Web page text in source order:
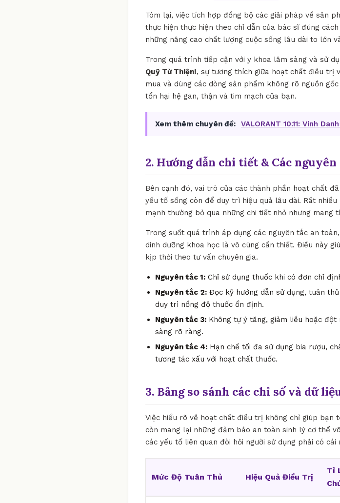
Tóm lại, việc tích hợp đồng bộ các giải pháp về sản
thực hiện thực hiện theo chỉ dẫn của bác sĩ đúng
những nâng cao chất lượng cuộc sống lâu dài to lớn
Trong quá trình tiếp cận với y khoa lâm sàng và sử
Quỹ Từ Thiện!, sự tương thích giữa hoạt chất điều trị
mua và dùng các dòng sản phẩm không rõ nguồn
tổn hại hệ gan, thận và tim mạch của bạn.
Xem thêm chuyên đề: VALORANT 10.11: Vinh
2. Hướng dẫn chi tiết & Các
Bên cạnh đó, vai trò của các thành phần hoạt chất
yếu tố sống còn để duy trì hiệu quả lâu dài. Rất
mạnh thường bỏ qua những chi tiết nhỏ nhưng mang
Trong suốt quá trình áp dụng các nguyên tắc an
dinh dưỡng khoa học là vô cùng cần thiết. Điều này
kịp thời theo tư vấn chuyên gia.
Nguyên tắc 1: Chỉ sử dụng thuốc khi có đơn chỉ
Nguyên tắc 2: Đọc kỹ hướng dẫn sử dụng, tuân
duy trì nồng độ thuốc ổn định.
Nguyên tắc 3: Không tự ý tăng, giảm liều hoặc
sàng rõ ràng.
Nguyên tắc 4: Hạn chế tối đa sử dụng bia rượu,
tương tác xấu với hoạt chất thuốc.
3. Bảng so sánh các chỉ số và dữ
Việc hiểu rõ về hoạt chất điều trị không chỉ giúp bạn
còn mang lại những đảm bảo an toàn sinh lý cơ thể
các yếu tố liên quan đòi hỏi người sử dụng phải có cái
Mức Độ Tuân Thủ Hiệu Quả Điều Trị
Tỉ